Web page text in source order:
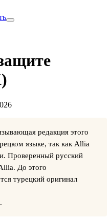
редакция этого
языке, так как Allia
Проверенный русский
До этого
турецкий оригинал